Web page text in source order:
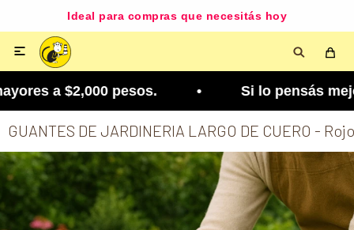
Ideal para compras que necesitás hoy

a $2,000 pesos. • Si lo pensás mejor,
GUANTES DE JARDINERIA LARGO DE CUERO - Rojo